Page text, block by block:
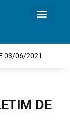
03/06/2021
DE